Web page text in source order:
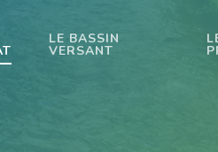
LE BASSIN
VERSANT